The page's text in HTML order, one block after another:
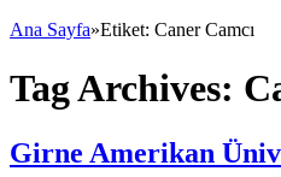
Ana Sayfa»Etiket: Caner Camcı
Tag Archives:
Girne Amerikan